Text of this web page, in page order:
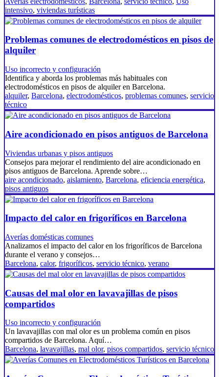
intensivo, viviendas turísticas
Problemas comunes de electrodomésticos en pisos de
alquiler
Uso incorrecto y configuración
Identifica y aborda los problemas más habituales con
electrodomésticos en pisos de alquiler en Barcelona.
alquiler, Barcelona, electrodomésticos, problemas comunes, servicio
técnico
Aire acondicionado en pisos antiguos de Barcelona
Viviendas urbanas y pisos antiguos
Consejos para mejorar el rendimiento del aire acondicionado en
pisos antiguos de Barcelona. Aprende sobre…
aire acondicionado, aislamiento, Barcelona, eficiencia energética,
pisos antiguos
Impacto del calor en frigoríficos en Barcelona
Averías domésticas comunes
Analizamos el impacto del calor en los frigoríficos de Barcelona
durante el verano y consejos…
Barcelona, calor, frigoríficos, servicio técnico, verano
Causas del mal olor en lavavajillas de pisos
compartidos
Uso incorrecto y configuración
Un lavavajillas con mal olor es un problema común en pisos
compartidos de Barcelona. Aquí…
Barcelona, lavavajillas, mal olor, pisos compartidos, servicio técnico